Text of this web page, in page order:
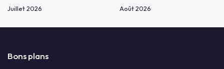
Juillet 2026
Août 2026
Bons plans